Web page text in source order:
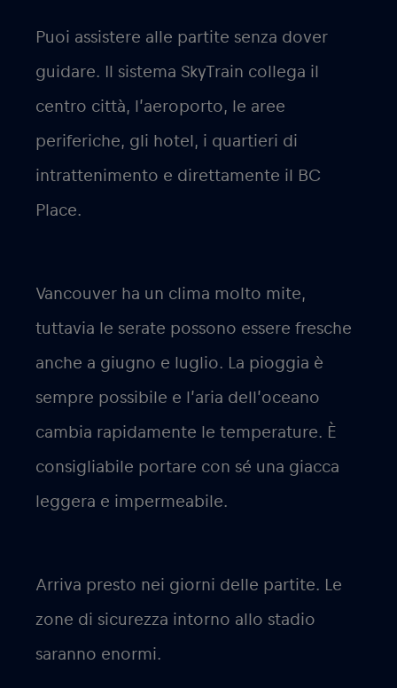
Puoi assistere alle partite senza dover
guidare. Il sistema SkyTrain collega il
centro città, l’aeroporto, le aree
periferiche, gli hotel, i quartieri di
intrattenimento e direttamente il BC
Place.
Vancouver ha un clima molto mite,
tuttavia le serate possono essere fresche
anche a giugno e luglio. La pioggia è
sempre possibile e l’aria dell’oceano
cambia rapidamente le temperature. È
consigliabile portare con sé una giacca
leggera e impermeabile.
Arriva presto nei giorni delle partite. Le
zone di sicurezza intorno allo stadio
saranno enormi.